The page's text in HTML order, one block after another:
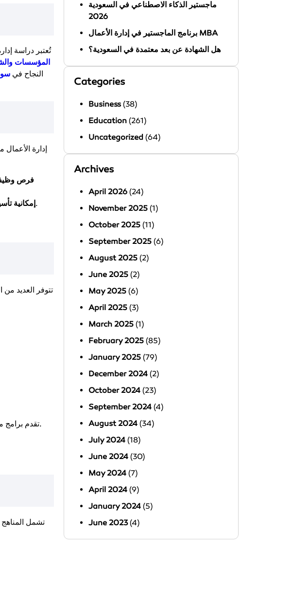
تُعتبر دراسة
المؤسسات
النجاح في
إدارة الأعمال
فرص
إمكانية: توفر دراسة إدارة الأعمال الأدوات اللازمة لإنشاء وإدارة المشاريع التجارية.
تتوفر العديد
– تقدم برامج متميزة باللغة الإنجليزية مع تركيز على الجوانب التطبيقية.
تشمل
ماجستير الذكاء الاصطناعي في السعودية
2026
برنامج الماجستير في إدارة الأعمال MBA
هل الشهادة عن بعد معتمدة في السعودية؟
Categories
Business (38)
Education (261)
Uncategorized (64)
Archives
April 2026 (24)
November 2025 (1)
October 2025 (11)
September 2025 (6)
August 2025 (2)
June 2025 (2)
May 2025 (6)
April 2025 (3)
March 2025 (1)
February 2025 (85)
January 2025 (79)
December 2024 (2)
October 2024 (23)
September 2024 (4)
August 2024 (34)
July 2024 (18)
June 2024 (30)
May 2024 (7)
April 2024 (9)
January 2024 (5)
June 2023(4)